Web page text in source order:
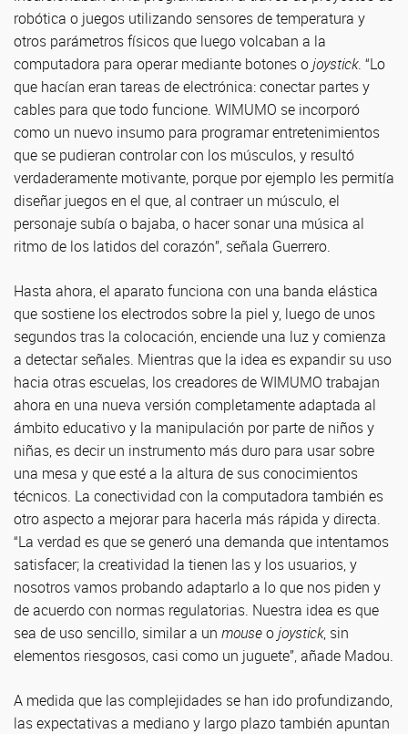
robótica o juegos utilizando sensores de temperatura y
otros parámetros físicos que luego volcaban a la
computadora para operar mediante botones ojoystick. “Lo
que hacían eran tareas de electrónica: conectar partes y
cables para que todo funcione. WIMUMO se incorporó
como un nuevo insumo para programar entretenimientos
que se pudieran controlar con los músculos, y resultó
verdaderamente motivante, porque por ejemplo les permitía
diseñar juegos en el que, al contraer un músculo, el
personaje subía o bajaba, o hacer sonar una música al
ritmo de los latidos del corazón”, señala Guerrero.
Hasta ahora, el aparato funciona con una banda elástica
que sostiene los electrodos sobre la piel y, luego de unos
segundos tras la colocación, enciende una luz y comienza
a detectar señales. Mientras que la idea es expandir su uso
hacia otras escuelas, los creadores de WIMUMO trabajan
ahora en una nueva versión completamente adaptada al
ámbito educativo y la manipulación por parte de niños y
niñas, es decir un instrumento más duro para usar sobre
una mesa y que esté a la altura de sus conocimientos
técnicos. La conectividad con la computadora también es
otro aspecto a mejorar para hacerla más rápida y directa.
“La verdad es que se generó una demanda que intentamos
satisfacer; la creatividad la tienen las y los usuarios, y
nosotros vamos probando adaptarlo a lo que nos piden y
de acuerdo con normas regulatorias. Nuestra idea es que
sea de uso sencillo, similar a un mouseojoystick, sin
elementos riesgosos, casi como un juguete”, añade Madou.
A medida que las complejidades se han ido profundizando,
las expectativas a mediano y largo plazo también apuntan